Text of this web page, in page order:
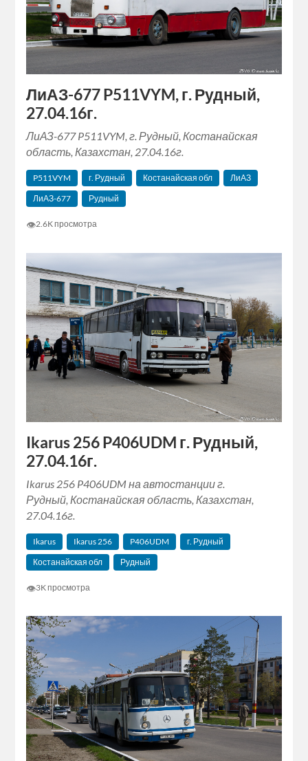
ЛиАЗ-677 P511VYM, г. Рудный,
27.04.16г.
ЛиАЗ-677 P511VYM, г. Рудный, Костанайская
область, Казахстан, 27.04.16г.
P511VYM г. Рудный Костанайская обл
ЛиАЗ
ЛиАЗ-677
Рудный
👁2.6K просмотра
Ikarus 256 P406UDM г. Рудный,
27.04.16г.
Ikarus 256 P406UDM на автостанции г.
Рудный, Костанайская область, Казахстан,
27.04.16г.
Ikarus Ikarus 256 P406UDM
г. Рудный
Костанайская обл
Рудный
👁3K просмотра